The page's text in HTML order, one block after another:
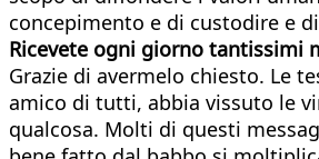
concepimento e di custodire e
Ricevete ogni giorno tantissimi
Grazie di avermelo chiesto. Le
amico di tutti, abbia vissuto le
qualcosa. Molti di questi